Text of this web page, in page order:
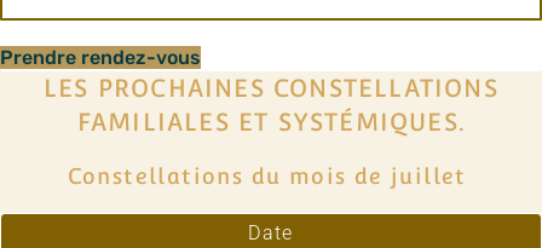
Prendre rendez-vous
LES PROCHAINES CONSTELLATIONS
FAMILIALES ET SYSTÉMIQUES.
Constellations du mois de juillet
Date